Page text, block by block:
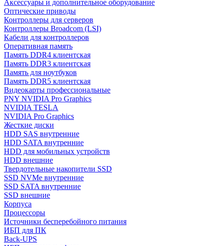
Аксессуары и дополнительное оборудование
Оптические приводы
Контроллеры для серверов
Контроллеры Broadcom (LSI)
Кабели для контроллеров
Оперативная память
Память DDR4 клиентская
Память DDR3 клиентская
Память для ноутбуков
Память DDR5 клиентская
Видеокарты профессиональные
PNY NVIDIA Pro Graphics
NVIDIA TESLA
NVIDIA Pro Graphics
Жесткие диски
HDD SAS внутренние
HDD SATA внутренние
HDD для мобильных устройств
HDD внешние
Твердотельные накопители SSD
SSD NVMe внутренние
SSD SATA внутренние
SSD внешние
Корпуса
Процессоры
Источники бесперебойного питания
ИБП для ПК
Back-UPS